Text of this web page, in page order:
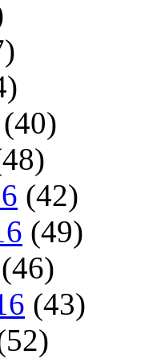
(40)
(42)
(49)
(46)
(43)